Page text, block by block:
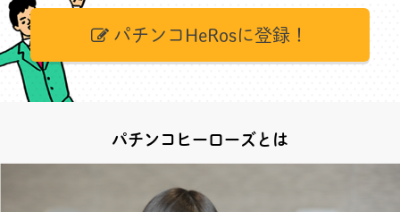
パチンコHeRosに登録！
パチンコヒーローズとは